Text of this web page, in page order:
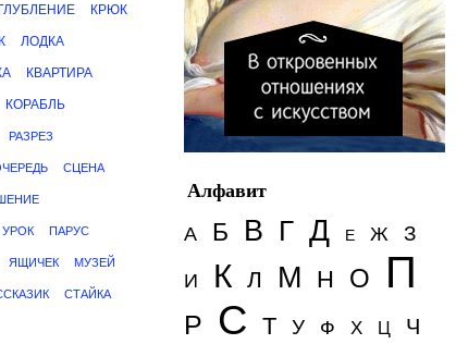
КРЮК
ЛОДКА
КВАРТИРА
КОРАБЛЬ
РАЗРЕЗ
СЦЕНА
УРОК ПАРУС
ЯЩИЧЕК МУЗЕЙ
СТАЙКА
Алфавит
А
Б В Г Д Е Ж З
И К Л М Н О П
Р С Т У Ф Х Ц Ч